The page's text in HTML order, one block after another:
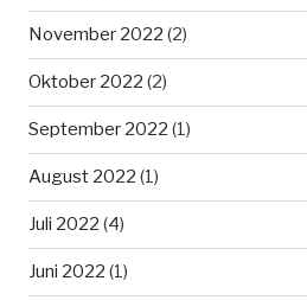
November 2022 (2)
Oktober 2022 (2)
September 2022 (1)
August 2022 (1)
Juli 2022 (4)
Juni 2022 (1)